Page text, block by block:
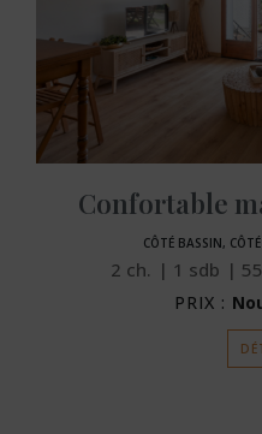
Confortable
CÔTÉ BASSIN,
2 ch. 1 sdb 55
PRIX :